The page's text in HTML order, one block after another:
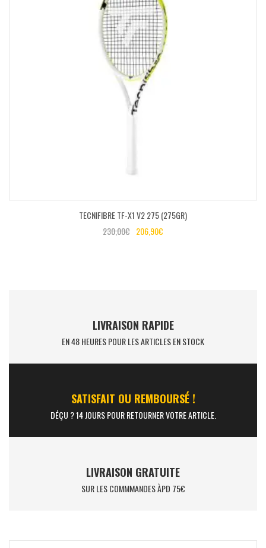
TECNIFIBRE TF-X1 V2 275 (275GR)
230,00€ 206,90€
LIVRAISON RAPIDE
EN 48 HEURES POUR LES ARTICLES EN STOCK
SATISFAIT OU REMBOURSÉ !
DÉÇU ? 14 JOURS POUR RETOURNER VOTRE ARTICLE.
LIVRAISON GRATUITE
SUR LES COMMMANDES ÀPD 75€